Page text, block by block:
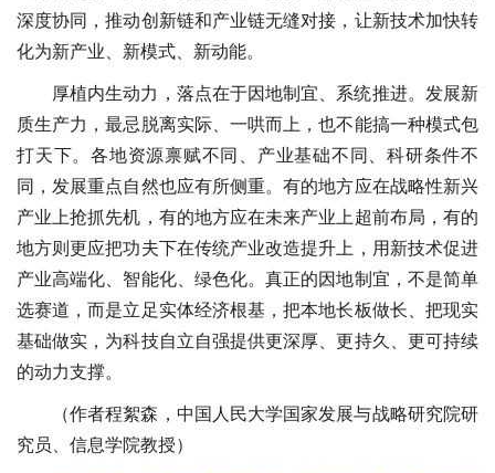
深度协同，推动创新链和产业链无缝对接，让新技术加快转
化为新产业、新模式、新动能。
厚植内生动力，落点在于因地制宜、系统推进。发展新
质生产力，最忌脱离实际、一哄而上，也不能搞一种模式包
打天下。各地资源禀赋不同、产业基础不同、科研条件不
同，发展重点自然也应有所侧重。有的地方应在战略性新兴
产业上抢抓先机，有的地方应在未来产业上超前布局，有的
地方则更应把功夫下在传统产业改造提升上，用新技术促进
产业高端化、智能化、绿色化。真正的因地制宜，不是简单
选赛道，而是立足实体经济根基，把本地长板做长、把现实
基础做实，为科技自立自强提供更深厚、更持久、更可持续
的动力支撑。
（作者程絮森， 中国人民大学国家发展与战略研究院研
究员、 信息学院教授）